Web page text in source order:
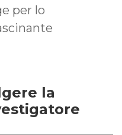
per lo
la